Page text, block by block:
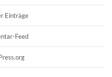
Einträge
Feed